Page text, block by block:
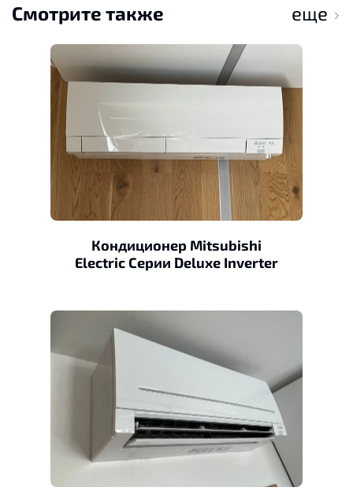
Смотрите также еще
Кондиционер Mitsubishi
Electric Серии Deluxe Inverter